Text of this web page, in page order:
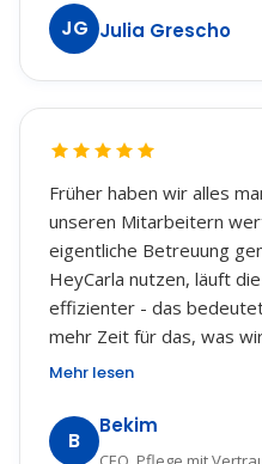
Das ist heute wirklich
meine Mitarbeiter
Sie haben jederzeit
Lohnabrechnungen,
und den verfügbaren
erleichtert den
enorm. Ich kann
empfehlen. Nicht nur
Software, sondern vor
Supports und der
gesamten Team steckt.
JG Julia Grescho
Früher haben wir alles
unseren Mitarbeitern
eigentliche Betreuung
HeyCarla nutzen, läuft
effizienter - das
mehr Zeit für das, was
Mehr lesen
B
Bekim